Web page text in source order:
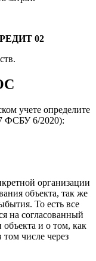
02
учете определите
ФСБУ 6/2020):
организации
объекта, так же
То есть все
на согласованный
и о том, как
том числе через